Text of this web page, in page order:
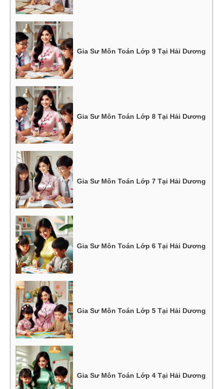
Gia Sư Môn Toán Lớp 9 Tại Hải Dương
Gia Sư Môn Toán Lớp 8 Tại Hải Dương
Gia Sư Môn Toán Lớp 7 Tại Hải Dương
Gia Sư Môn Toán Lớp 6 Tại Hải Dương
Gia Sư Môn Toán Lớp 5 Tại Hải Dương
Gia Sư Môn Toán Lớp 4 Tại Hải Dương